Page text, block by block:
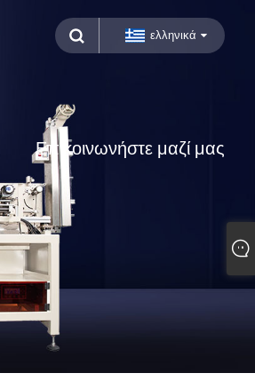
ελληνικά
Επικοινωνήστε μαζί μας